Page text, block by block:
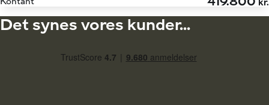
kr.
Det synes vores kunder...